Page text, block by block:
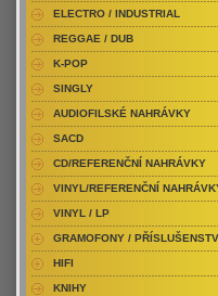
ELECTRO / INDUSTRIAL
REGGAE / DUB
K-POP
SINGLY
AUDIOFILSKÉ NAHRÁVKY
SACD
CD/REFERENČNÍ NAHRÁVKY
VINYL/REFERENČNÍ
VINYL / LP
GRAMOFONY /
HIFI
KNIHY